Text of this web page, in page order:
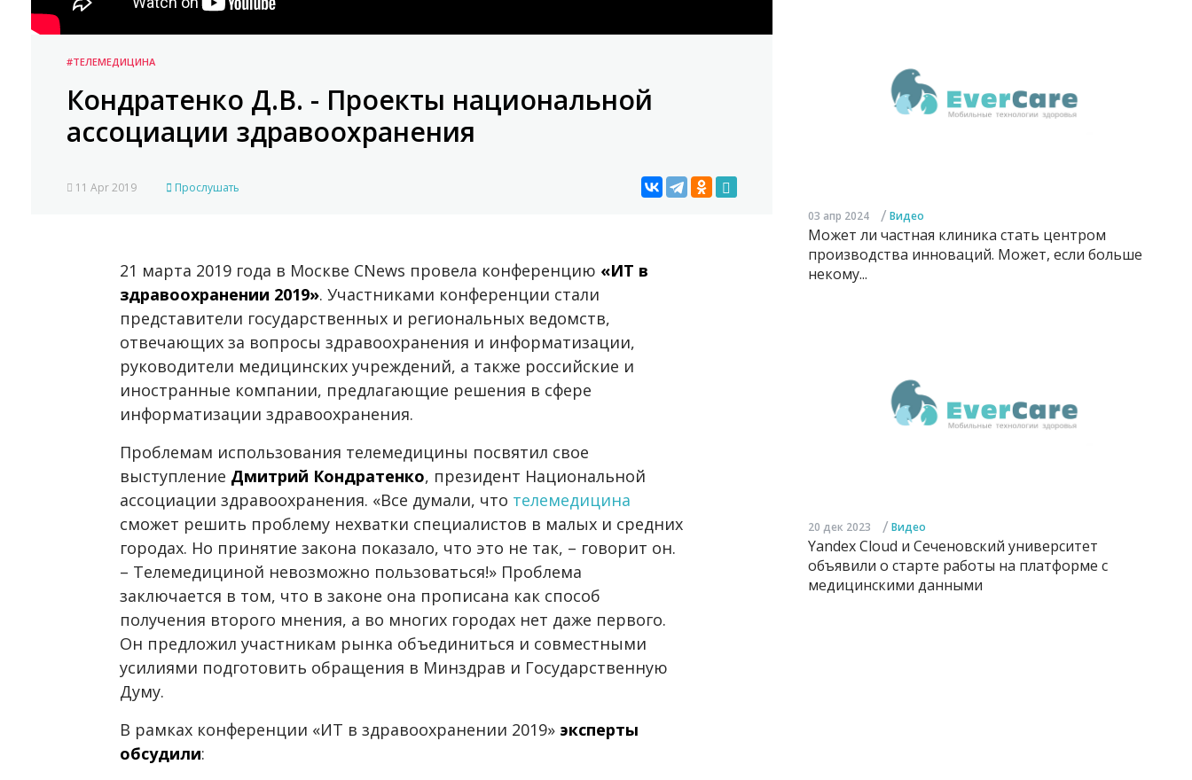
#ТЕЛЕМЕДИЦИНА
Кондратенко Д.В. - Проекты национальной
ассоциации здравоохранения
11 Apr 2019 Прослушать
21 марта 2019 года в Москве CNews провела конференцию «ИТ в
здравоохранении 2019». Участниками конференции стали
представители государственных и региональных ведомств,
отвечающих за вопросы здравоохранения и информатизации,
руководители медицинских учреждений, а также российские и
иностранные компании, предлагающие решения в сфере
информатизации здравоохранения.
Проблемам использования телемедицины посвятил свое
выступление Дмитрий Кондратенко, президент Национальной
ассоциации здравоохранения. «Все думали, что телемедицина
сможет решить проблему нехватки специалистов в малых и средних
городах. Но принятие закона показало, что это не так, – говорит он.
– Телемедициной невозможно пользоваться!» Проблема
заключается в том, что в законе она прописана как способ
получения второго мнения, а во многих городах нет даже первого.
Он предложил участникам рынка объединиться и совместными
усилиями подготовить обращения в Минздрав и Государственную
Думу.
В рамках конференции «ИТ в здравоохранении 2019» эксперты
обсудили:
03 апр 2024 / Видео
Может ли частная клиника стать центром
производства инноваций. Может, если больше
некому...
20 дек 2023 / Видео
Yandex Cloud и Сеченовский университет
объявили о старте работы на платформе с
медицинскими данными